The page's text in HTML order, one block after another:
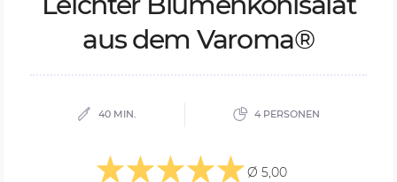
aus dem Va­ro­ma®
40 MIN. 4 PERSONEN
Ø 5,00